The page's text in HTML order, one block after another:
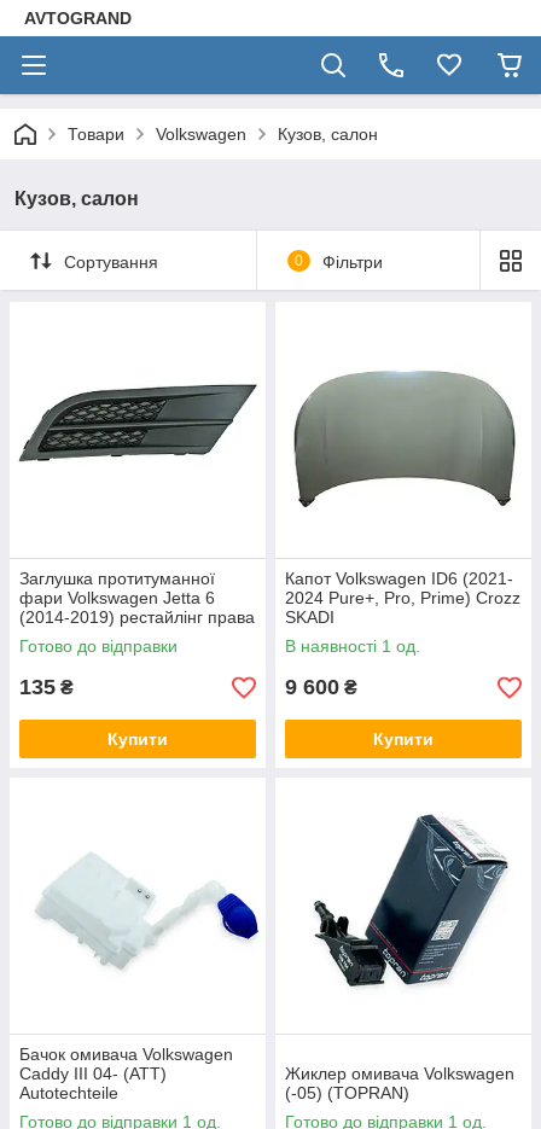
AVTOGRAND
Товари Volkswagen Кузов, салон
Кузов, салон
Сортування 0 Фільтри
Заглушка протитуманної
фари Volkswagen Jetta 6
(2014-2019) рестайлінг права
EPROFARO
Готово до відправки
135 ₴
Купити
Капот Volkswagen ID6 (2021-
2024 Pure+, Pro, Prime) Crozz
SKADI
В наявності 1 од.
9 600 ₴
Купити
Бачок омивача Volkswagen
Caddy III 04- (ATT)
Autotechteile
Готово до відправки 1 од.
Жиклер омивача Volkswagen
(-05) (TOPRAN)
Готово до відправки 1 од.